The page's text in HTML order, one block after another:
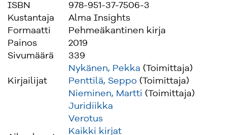
ISBN
978-951-37-7506-3
Kustantaja
Alma Insights
Formaatti
Pehmeäkantinen kirja
Painos
2019
Sivumäärä
339
Kirjailijat
Nykänen, Pekka (Toimittaja)
Penttilä, Seppo (Toimittaja)
Nieminen, Martti (Toimittaja)
Juridiikka
Verotus
Kaikki kirjat